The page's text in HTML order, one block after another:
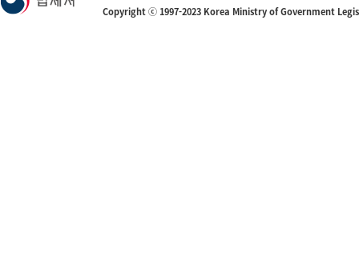
Copyright ⓒ 1997-2023 Korea Ministry of Government